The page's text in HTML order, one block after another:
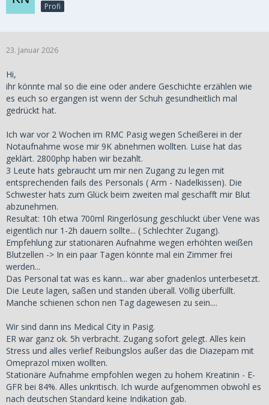
Profi
23. Januar 2026
Hi,
ihr könnte mal so die eine oder andere Geschichte erzählen wie
es euch so ergangen ist wenn der Schuh gesundheitlich mal
gedrückt hat.
Ich war vor 2 Wochen im RMC Pasig wegen Scheißerei in der
Notaufnahme wose mir 9K abnehmen wollten. Luise hat das
geklärt. 2800php haben wir bezahlt.
3 Leute hats gebraucht um mir nen Zugang zu legen mit
entsprechenden fails des Personals ( Arm - Nadelkissen). Die
Schwester hats zum Glück beim zweiten mal geschafft mir Blut
abzunehmen.
Resultat: 10h etwa 700ml Ringerlösung geschluckt über Vene was
eigentlich nur 1-2h dauern sollte... ( Schlechter Zugang).
Empfehlung zur stationären Aufnahme wegen erhöhten weißen
Blutzellen -> In ein paar Tagen könnte mal ein Zimmer frei
werden...
Das Personal tat was es kann... war aber gnadenlos unterbesetzt.
Die Leute lagen, saßen und standen überall. Völlig überfüllt.
Manche schienen schon nen Tag dagewesen zu sein....
Wir sind dann ins Medical City in Pasig.
ER war ganz ok. 5h verbracht. Zugang sofort gelegt. Alles kein
Stress und alles verlief Reibungslos außer das die Diazepam mit
Omeprazol mixen wollten.
Stationäre Aufnahme empfohlen wegen zu hohem Kreatinin - E-
GFR bei 84%. Alles unkritisch. Ich wurde aufgenommen obwohl es
nach deutschen Standard keine Indikation gab.